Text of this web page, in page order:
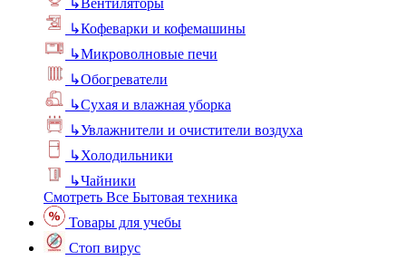
↳Кофеварки и кофемашины
↳Микроволновые печи
↳Обогреватели
↳Сухая и влажная уборка
↳Увлажнители и очистители воздуха
↳Холодильники
↳Чайники
Смотреть Все Бытовая техника
Товары для учебы
Стоп вирус